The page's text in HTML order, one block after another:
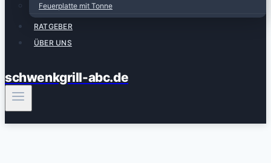
Feuerplatte mit Tonne
RATGEBER
ÜBER UNS
schwenkgrill-abc.de